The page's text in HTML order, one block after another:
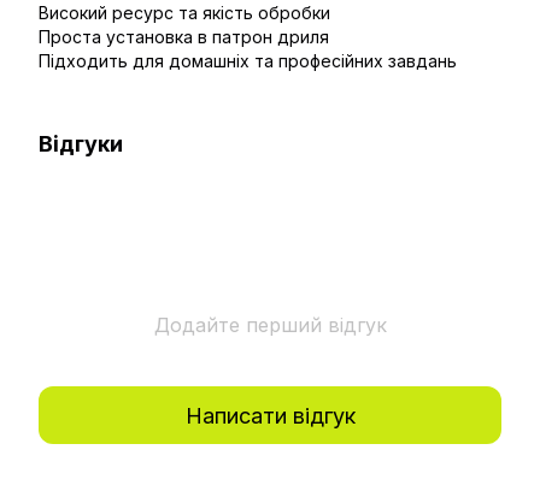
Високий ресурс та якість обробки
Проста установка в патрон дриля
Підходить для домашніх та професійних завдань
Відгуки
Додайте перший відгук
Написати відгук